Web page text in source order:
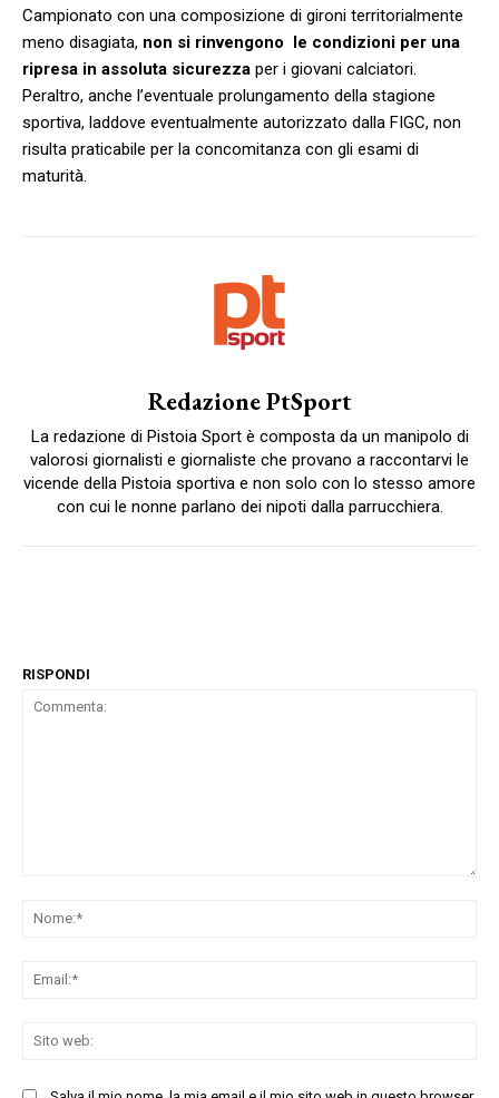
Campionato con una composizione di gironi territorialmente
meno disagiata, non si rinvengono le condizioni per una
ripresa in assoluta sicurezza per i giovani calciatori.
Peraltro, anche l’eventuale prolungamento della stagione
sportiva, laddove eventualmente autorizzato dalla FIGC, non
risulta praticabile per la concomitanza con gli esami di
maturità.
Redazione PtSport
La redazione di Pistoia Sport è composta da un manipolo di
valorosi giornalisti e giornaliste che provano a raccontarvi le
vicende della Pistoia sportiva e non solo con lo stesso amore
con cui le nonne parlano dei nipoti dalla parrucchiera.
RISPONDI